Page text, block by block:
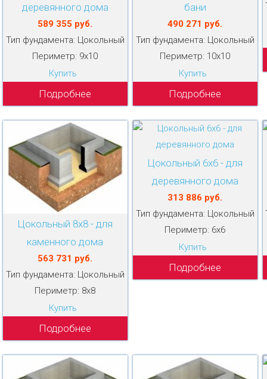
деревянного дома
589 355 руб.
Тип фундамента: Цокольный
Периметр: 9х10
Купить
Подробнее
бани
490 271 руб.
Тип фундамента: Цокольный
Периметр: 10х10
Купить
Подробнее
Цокольный 8х8 - для
каменного дома
563 731 руб.
Тип фундамента: Цокольный
Периметр: 8х8
Купить
Подробнее
Цокольный 6х6 - для
деревянного дома
313 886 руб.
Тип фундамента: Цокольный
Периметр: 6х6
Купить
Подробнее